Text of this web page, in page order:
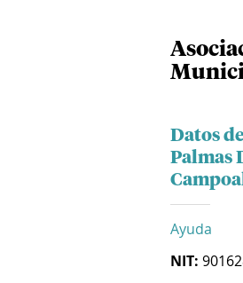
Datos
Palmas
Ayuda
NIT: